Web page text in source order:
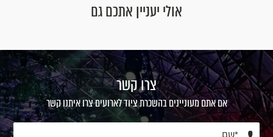
אולי יעניין אתכם גם
צרו קשר
אם אתם מעוניינים בהשכרת ציוד לארועים צרו איתנו קשר